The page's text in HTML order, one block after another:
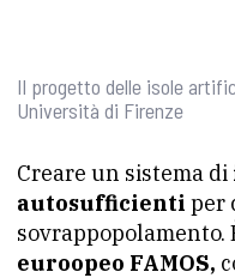
Il progetto delle isole
Università di Firenze
Creare un sistema di
autosufficienti per
sovrappopolamento.
euroopeo FAMOS,